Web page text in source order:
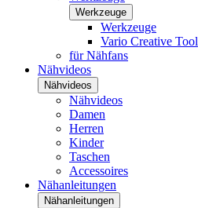
Werkzeuge
Werkzeuge
Vario Creative Tool
für Nähfans
Nähvideos
Nähvideos
Nähvideos
Damen
Herren
Kinder
Taschen
Accessoires
Nähanleitungen
Nähanleitungen